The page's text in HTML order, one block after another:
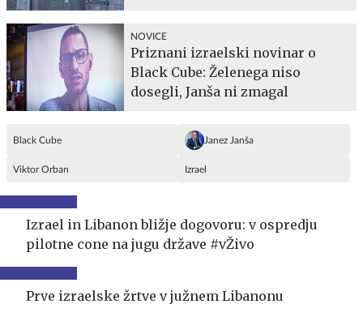
NOVICE
Priznani izraelski novinar o
Black Cube: Želenega niso
dosegli, Janša ni zmagal
Black Cube Janez Janša
Viktor Orban Izrael
Izrael in Libanon bližje dogovoru: v ospredju
pilotne cone na jugu države #vŽivo
Prve izraelske žrtve v južnem Libanonu